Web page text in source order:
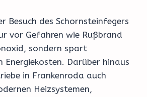
Besuch des Schornsteinfegers
vor Gefahren wie Rußbrand
sondern spart
Darüber hinaus
in Frankenroda auch
Heizsystemen,